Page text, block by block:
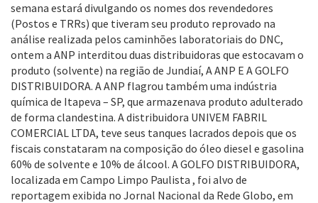
semana estará divulgando os nomes dos revendedores
(Postos e TRRs) que tiveram seu produto reprovado na
análise realizada pelos caminhões laboratoriais do DNC,
ontem a ANP interditou duas distribuidoras que estocavam o
produto (solvente) na região de Jundiaí, A ANP E A GOLFO
DISTRIBUIDORA. A ANP flagrou também uma indústria
química de Itapeva – SP, que armazenava produto adulterado
de forma clandestina. A distribuidora UNIVEM FABRIL
COMERCIAL LTDA, teve seus tanques lacrados depois que os
fiscais constataram na composição do óleo diesel e gasolina
60% de solvente e 10% de álcool. A GOLFO DISTRIBUIDORA,
localizada em Campo Limpo Paulista , foi alvo de
reportagem exibida no Jornal Nacional da Rede Globo, em